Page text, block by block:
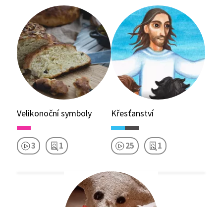
Velikonoční symboly
3 1
Křesťanství
25 1